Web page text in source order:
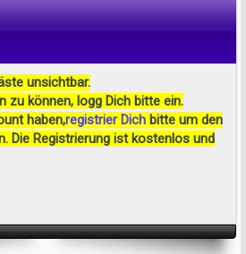
unsichtbar.
zu können, logg Dich bitte ein.
haben,registrier Dich bitte um den
Die Registrierung ist kostenlos und